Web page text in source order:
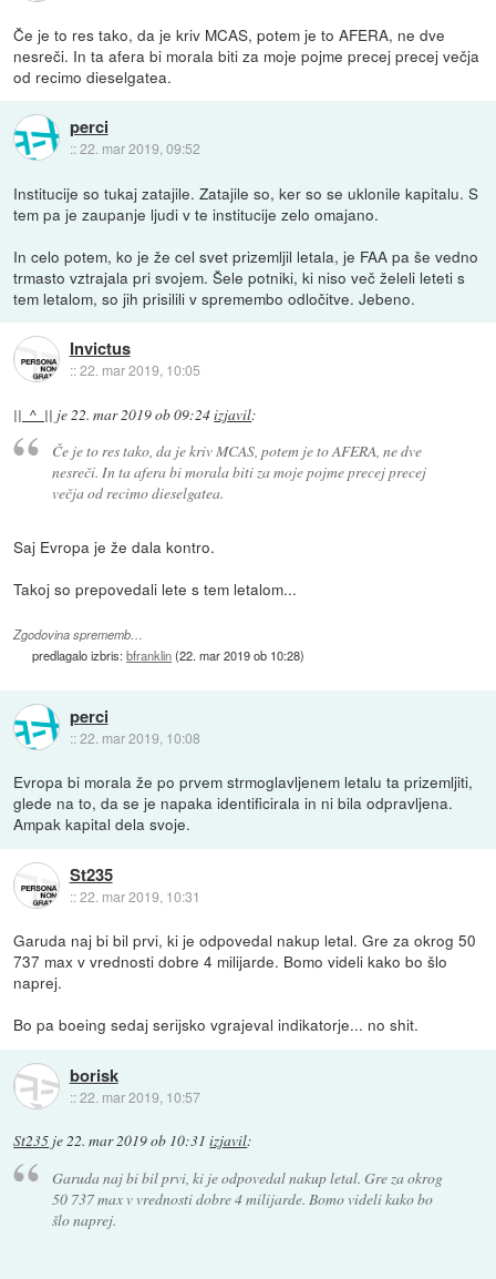
Če je to res tako, da je kriv MCAS, potem je to AFERA, ne dve
nesreči. In ta afera bi morala biti za moje pojme precej precej večja
od recimo dieselgatea.
perci
::22. mar 2019, 09:52
Institucije so tukaj zatajile. Zatajile so, ker so se uklonile kapitalu. S
tem pa je zaupanje ljudi v te institucije zelo omajano.
In celo potem, ko je že cel svet prizemljil letala, je FAA pa še vedno
trmasto vztrajala pri svojem. Šele potniki, ki niso več želeli leteti s
tem letalom, so jih prisilili v spremembo odločitve. Jebeno.
Invictus
::22. mar 2019, 10:05
||_^_|| je22. mar 2019 ob 09:24izjavil:
Če je to res tako, da je kriv MCAS, potem je to AFERA, ne dve
nesreči. In ta afera bi morala biti za moje pojme precej precej
večja od recimo dieselgatea.
Saj Evropa je že dala kontro.
Takoj so prepovedali lete s tem letalom...
Zgodovina sprememb…
predlagalo izbris:bfranklin(22. mar 2019 ob 10:28)
perci
::22. mar 2019, 10:08
Evropa bi morala že po prvem strmoglavljenem letalu ta prizemljiti,
glede na to, da se je napaka identificirala in ni bila odpravljena.
Ampak kapital dela svoje.
St235
::22. mar 2019, 10:31
Garuda naj bi bil prvi, ki je odpovedal nakup letal. Gre za okrog 50
737 max v vrednosti dobre 4 milijarde. Bomo videli kako bo šlo
naprej.
Bo pa boeing sedaj serijsko vgrajeval indikatorje... no shit.
borisk
::22. mar 2019, 10:57
St235 je22. mar 2019 ob 10:31 izjavil:
Garuda naj bi bil prvi, ki je odpovedal nakup letal. Gre za okrog
50 737 max v vrednosti dobre 4 milijarde. Bomo videli kako bo
šlo naprej.